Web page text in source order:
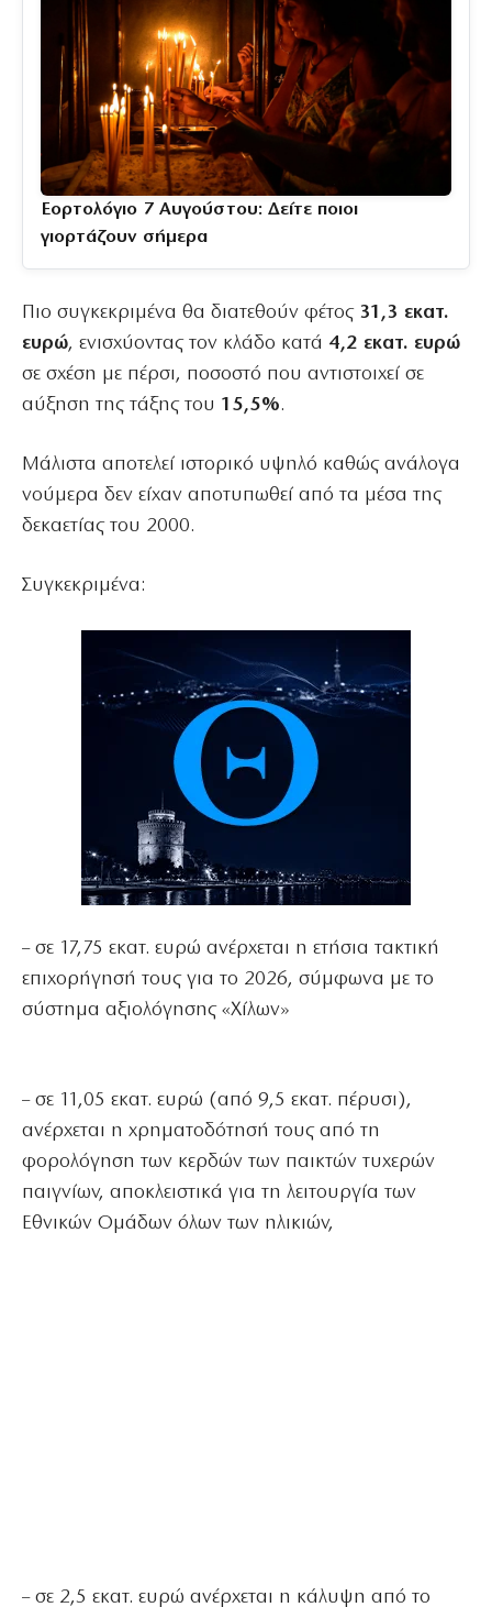
Εορτολόγιο 7 Αυγούστου: Δείτε ποιοι
γιορτάζουν σήμερα
Πιο συγκεκριμένα θα διατεθούν φέτος 31,3 εκατ.
ευρώ, ενισχύοντας τον κλάδο κατά 4,2 εκατ. ευρώ
σε σχέση με πέρσι, ποσοστό που αντιστοιχεί σε
αύξηση της τάξης του 15,5%.
Μάλιστα αποτελεί ιστορικό υψηλό καθώς ανάλογα
νούμερα δεν είχαν αποτυπωθεί από τα μέσα της
δεκαετίας του 2000.
Συγκεκριμένα:
– σε 17,75 εκατ. ευρώ ανέρχεται η ετήσια τακτική
επιχορήγησή τους για το 2026, σύμφωνα με το
σύστημα αξιολόγησης «Χίλων»
– σε 11,05 εκατ. ευρώ (από 9,5 εκατ. πέρυσι),
ανέρχεται η χρηματοδότησή τους από τη
φορολόγηση των κερδών των παικτών τυχερών
παιγνίων, αποκλειστικά για τη λειτουργία των
Εθνικών Ομάδων όλων των ηλικιών,
– σε 2,5 εκατ. ευρώ ανέρχεται η κάλυψη από το